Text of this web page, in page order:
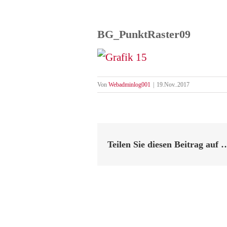
BG_PunktRaster09
Von Webadminlog001 | 19.Nov..2017
Teilen Sie diesen Beitrag auf